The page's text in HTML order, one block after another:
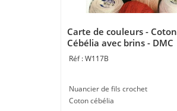
Carte de couleurs - Coton
Cébélia avec brins - DMC
W117B
Nuancier de fils crochet
Coton cébélia